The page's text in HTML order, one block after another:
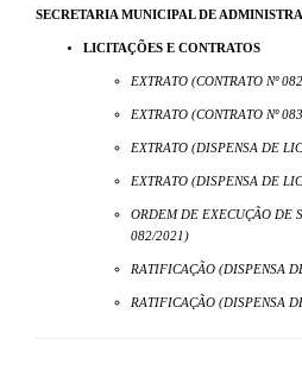
SECRETARIA MUNICIPAL DE
LICITAÇÕES E CONTRATOS
EXTRATO (CONTRATO Nº
EXTRATO (CONTRATO Nº
EXTRATO (DISPENSA DE
EXTRATO (DISPENSA DE
ORDEM DE EXECUÇÃO DE
082/2021)
RATIFICAÇÃO (DISPENSA
RATIFICAÇÃO (DISPENSA